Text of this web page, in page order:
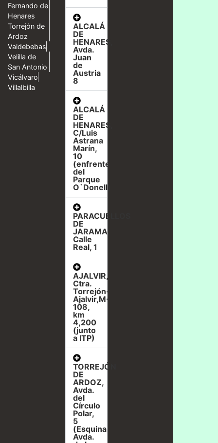
Fernando de
Henares
Torrejón de
Ardoz
Valdebebas
Velilla de
San Antonio
Vicálvaro
Villalbilla
ALCALÁ
DE
HENARES,
Avda.
Juan
de
Austria
8
ALCALÁ
DE
HENARES,
C/Luis
Astrana
Marín,
10
(enfrente
del
Parque
O`Donell)
PARACUELLOS
DE
JARAMA,
Calle
Real, 1
AJALVIR,
Ctra.
Torrejón-
Ajalvir,M-
108,
km
4,200
(junto
a ITP)
TORREJÓN
DE
ARDOZ,
Avda.
del
Círculo
Polar,
5
(Esquina
Avda.